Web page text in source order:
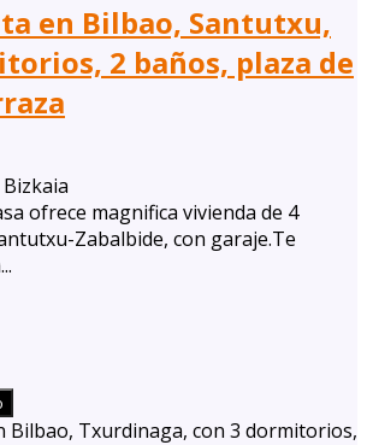
en Bilbao, Santutxu,
2 baños, plaza de
ofrece magnifica vivienda de 4
Zabalbide, con garaje.Te